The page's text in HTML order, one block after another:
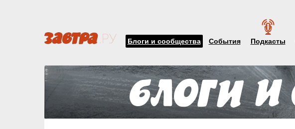
Блоги и сообщества События Подкасты